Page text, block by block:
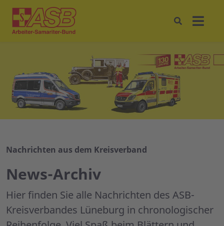
Nachrichten aus dem Kreisverband
News-Archiv
Hier finden Sie alle Nachrichten des ASB-
Kreisverbandes Lüneburg in chronologischer